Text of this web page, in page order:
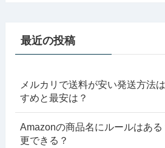
最近の投稿
メルカリで送料が安い発送方法
すめと最安は？
Amazonの商品名にルールはあ
更できる？